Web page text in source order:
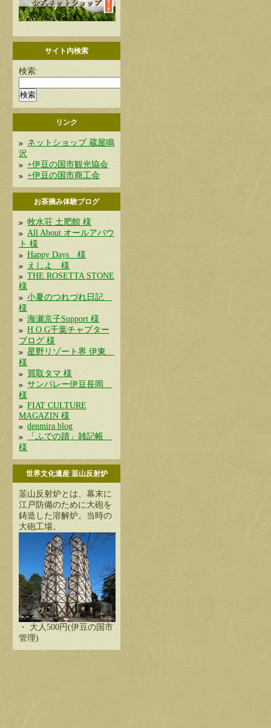
サイト内検索
検索:
リンク
ネットショップ 蔵屋鳴
沢
+伊豆の国市観光協会
+伊豆の国市商工会
お茶摘み体験ブログ
牧水荘 土肥館 様
All About オールアバウ
ト 様
Happy Days 様
えしよ 様
THE ROSETTA STONE
様
小夏のつれづれ日記
様
海瀬京子Support 様
H.O.G千葉チャプター
ブログ 様
星野リゾート界 伊東
様
買取タマ 様
サンバレー伊豆長岡
様
FIAT CULTURE
MAGAZIN 様
denmira blog
「ふでの蹟」雑記帳
様
世界文化遺産 韮山反射炉
韮山反射炉とは、幕末に
江戸防備のために大砲を
鋳造した溶解炉。当時の
大砲工場。
・ 大人500円(伊豆の国市
管理)